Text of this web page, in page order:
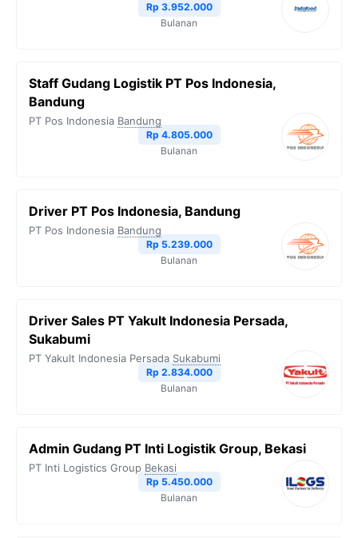
k
Rp 3.952.000
Bulanan
Staff Gudang Logistik PT Pos Indonesia,
Bandung
PT Pos Indonesia Bandung
Rp 4.805.000
Bulanan
Driver PT Pos Indonesia, Bandung
PT Pos Indonesia Bandung
Rp 5.239.000
Bulanan
Driver Sales PT Yakult Indonesia Persada,
Sukabumi
PT Yakult Indonesia Persada Sukabumi
Rp 2.834.000
Bulanan
Admin Gudang PT Inti Logistik Group, Bekasi
PT Inti Logistics Group Bekasi
Rp 5.450.000
Bulanan